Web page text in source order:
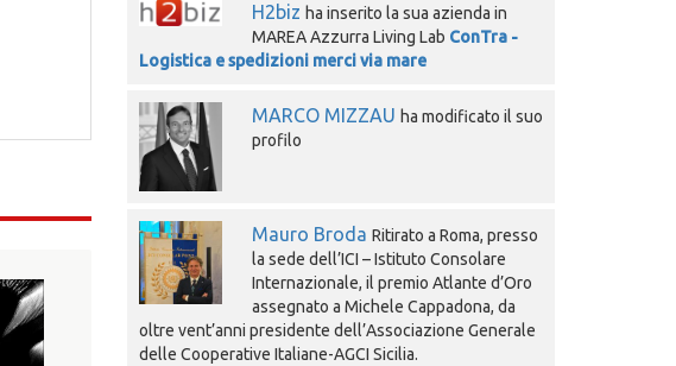
H2biz ha inserito la sua azienda in
MAREA Azzurra Living Lab ConTra -
Logistica e spedizioni merci via mare
MARCO MIZZAU ha modificato il suo
profilo
Mauro Broda Ritirato a Roma, presso
la sede dell’ICI – Istituto Consolare
Internazionale, il premio Atlante d’Oro
assegnato a Michele Cappadona, da
oltre vent’anni presidente dell’Associazione Generale
delle Cooperative Italiane-AGCI Sicilia.